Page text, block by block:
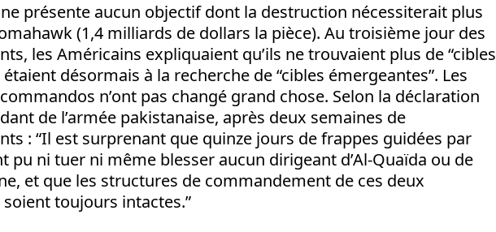
ne présente aucun objectif dont la destruction nécessiterait plus
(1,4 milliards de dollars la pièce). Au troisième jour des
les Américains expliquaient qu’ils ne trouvaient plus de “cibles
étaient désormais à la recherche de “cibles émergeantes”. Les
n’ont pas changé grand chose. Selon la déclaration
de l’armée pakistanaise, après deux semaines de
: “Il est surprenant que quinze jours de frappes guidées par
pu ni tuer ni même blesser aucun dirigeant d’Al-Quaïda ou de
et que les structures de commandement de ces deux
toujours intactes.”